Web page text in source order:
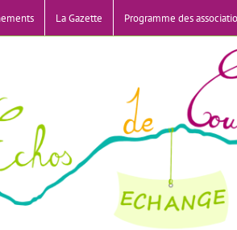
La Gazette Programme des